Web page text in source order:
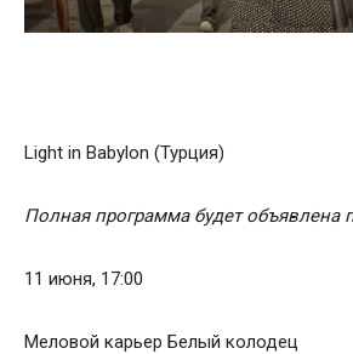
Light in Babylon (Турция)
Полная программа будет объявлена
11 июня, 17:00
Меловой карьер Белый колодец